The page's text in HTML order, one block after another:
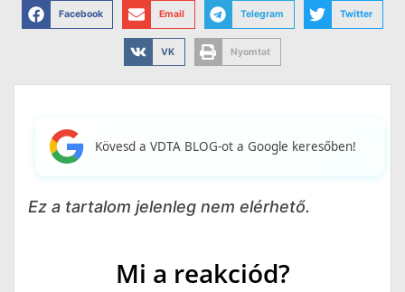
Facebook Email Telegram Twitter
VK Nyomtat
Kövesd a VDTA BLOG-ot a Google keresőben!
Ez a tartalom jelenleg nem elérhető.
Mi a reakciód?